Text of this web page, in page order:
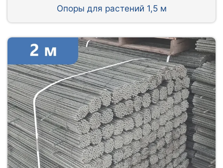
Опоры для растений 1,5 м